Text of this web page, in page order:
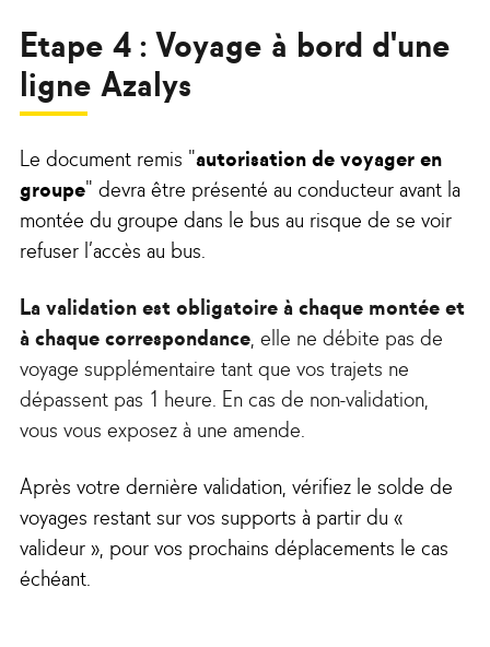
Etape 4 : Voyage à bord d'une
ligne Azalys
Le document remis "autorisation de voyager en
groupe" devra être présenté au conducteur avant la
montée du groupe dans le bus au risque de se voir
refuser l’accès au bus.
La validation est obligatoire à chaque montée et
à chaque correspondance, elle ne débite pas de
voyage supplémentaire tant que vos trajets ne
dépassent pas 1 heure. En cas de non-validation,
vous vous exposez à une amende.
Après votre dernière validation, vérifiez le solde de
voyages restant sur vos supports à partir du «
valideur », pour vos prochains déplacements le cas
échéant.